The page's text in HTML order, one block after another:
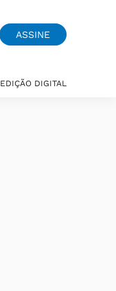
ASSINE
EDIÇÃO DIGITAL